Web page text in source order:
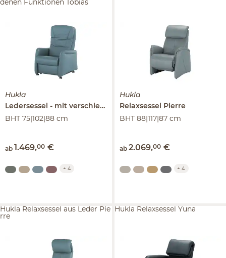
Hukla
Ledersessel mit verschiedenen Funktionen
Tobias
BHT 75|102|88 cm
ab 1.469,00 €
denen Funktionen Tobias
+ 4
Hukla
Relaxsessel
Pierre
BHT 88|117|87 cm
ab 2.069,00 €
+ 4
Hukla Relaxsessel aus Leder Pie
rre
Hukla Relaxsessel Yuna